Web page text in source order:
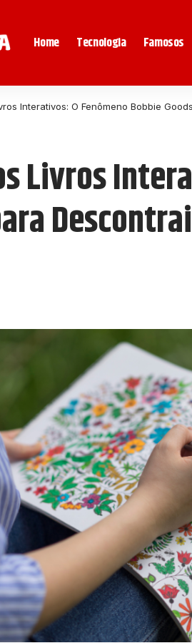
Home Tecnologia Famosos
Interativos: O Fenômeno Bobbie
Livros